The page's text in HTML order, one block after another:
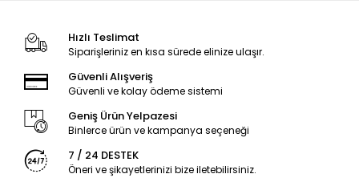
Hızlı Teslimat
Siparişleriniz en kısa sürede elinize ulaşır.
Güvenli Alışveriş
Güvenli ve kolay ödeme sistemi
Geniş Ürün Yelpazesi
Binlerce ürün ve kampanya seçeneği
7 / 24 DESTEK
Öneri ve şikayetlerinizi bize iletebilirsiniz.